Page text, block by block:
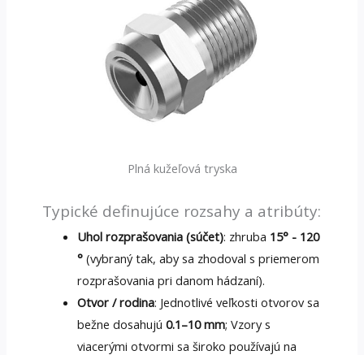
Plná kužeľová tryska
Typické definujúce rozsahy a atribúty:
Uhol rozprašovania (súčet): zhruba 15° - 120
° (vybraný tak, aby sa zhodoval s priemerom
rozprašovania pri danom hádzaní).
Otvor / rodina: Jednotlivé veľkosti otvorov sa
bežne dosahujú0.1–10 mm; Vzory s
viacerými otvormi sa široko používajú na